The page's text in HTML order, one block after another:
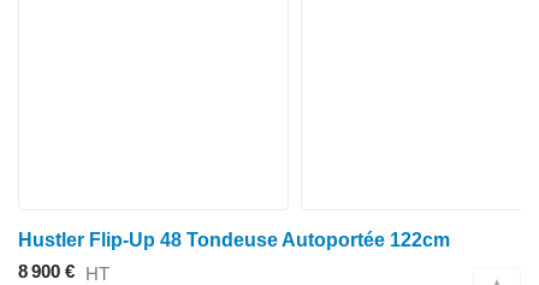
Hustler Flip-Up 48 Tondeuse Autoportée 122cm
8 900 € HT